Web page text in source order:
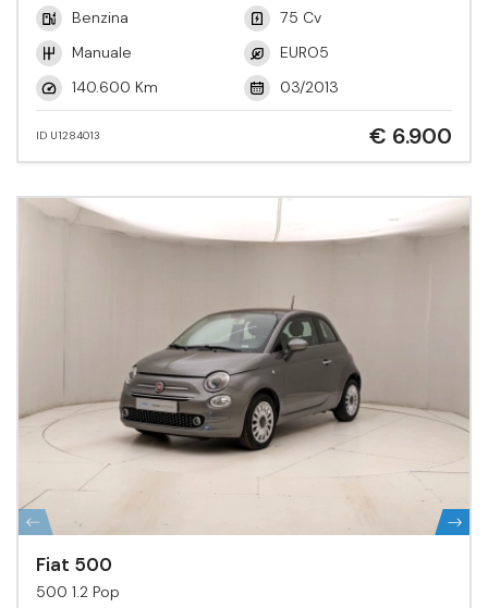
Benzina
75 Cv
Manuale
EURO5
140.600 Km
03/2013
ID U1284013 € 6.900
Fiat 500
500 1.2 Pop